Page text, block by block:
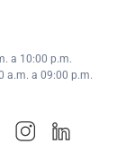
a 10:00 p.m.
a.m. a 09:00 p.m.